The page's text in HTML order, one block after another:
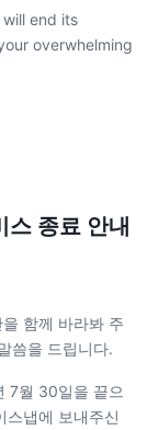
end its
overwhelming
종료 안내
함께 바라봐 주
씀을 드립니다.
7월 30일을 끝으
스냅에 보내주신